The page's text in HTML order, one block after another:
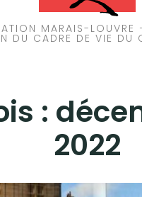
MARAIS-LOUVRE
DU CADRE DE VIE DU
:
2022